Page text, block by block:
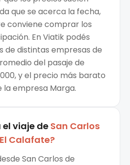
que se acerca la fecha,
conviene comprar los
En Viatik podés
de distintas empresas de
del pasaje de
y el precio más barato
la empresa Marga.
viaje de San Carlos
El Calafate?
San Carlos de